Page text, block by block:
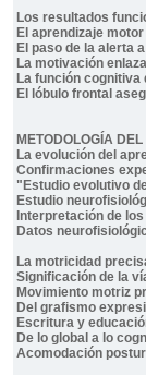
Los resultados
El aprendizaje
El paso de la alerta
La motivación
La función
El lóbulo frontal
METODOLOGÍA
La evolución del
Confirmaciones
"Estudio evolutivo
Estudio
Interpretación de
Datos
La motricidad
Significación de la
Movimiento motriz
Del grafismo
Escritura y
De lo global a lo
Acomodación